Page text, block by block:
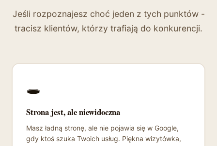
Jeśli rozpoznajesz choć jeden z tych punktów -
tracisz klientów, którzy trafiają do konkurencji.
🕳️
Strona jest, ale niewidoczna
Masz ładną stronę, ale nie pojawia się w Google,
gdy ktoś szuka Twoich usług. Piękna wizytówka,